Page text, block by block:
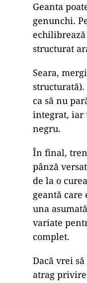
Geanta
genunchi.
structurat
Seara,
ca să nu
integrat, iar
negru.
În final,
pânză
de la o
geantă
una
variate
complet.
Dacă vrei
atrag